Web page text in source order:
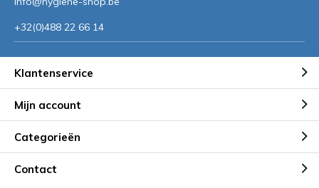
+32(0)488 22 66 14
Klantenservice
Mijn account
Categorieën
Contact